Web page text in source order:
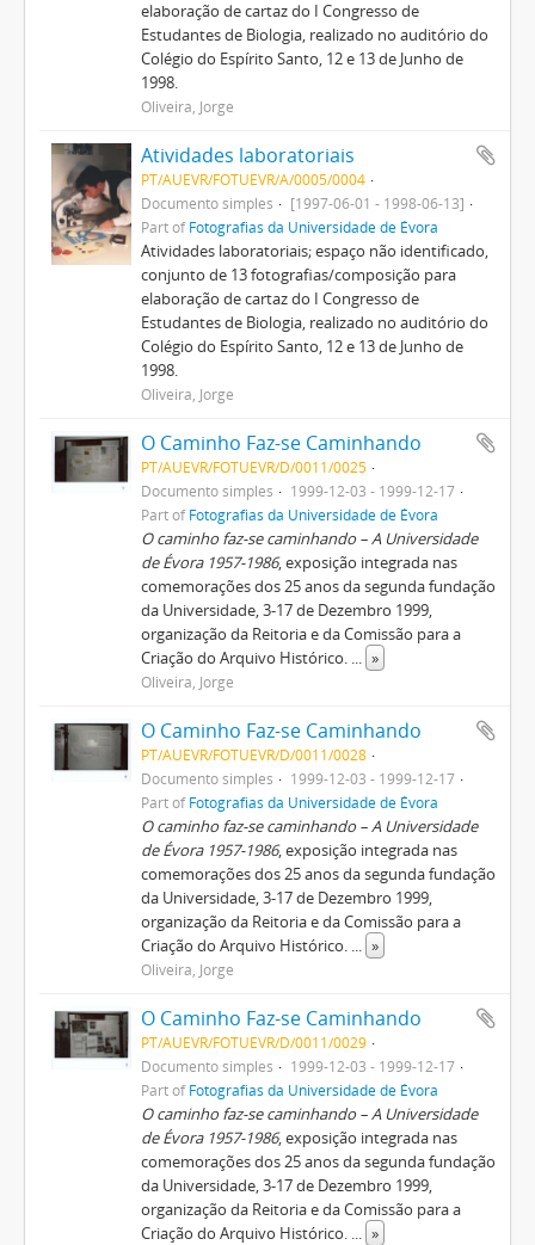
elaboração de cartaz do I Congresso de
Estudantes de Biologia, realizado no auditório do
Colégio do Espírito Santo, 12 e 13 de Junho de
1998.
Oliveira, Jorge
Atividades laboratoriais
PT/AUEVR/FOTUEVR/A/0005/0004
Documento simples
[1997-06-01 - 1998-06-13]
Part ofFotografias da Universidade de Évora
Atividades laboratoriais; espaço não identificado,
conjunto de 13 fotografias/composição para
elaboração de cartaz do I Congresso de
Estudantes de Biologia, realizado no auditório do
Colégio do Espírito Santo, 12 e 13 de Junho de
1998.
Oliveira, Jorge
O Caminho Faz-se Caminhando
PT/AUEVR/FOTUEVR/D/0011/0025
Documento simples
1999-12-03 - 1999-12-17
Part ofFotografias da Universidade de Évora
O caminho faz-se caminhando – A Universidade
de Évora 1957-1986, exposição integrada nas
comemorações dos 25 anos da segunda fundação
da Universidade, 3-17 de Dezembro 1999,
organização da Reitoria e da Comissão para a
Criação do Arquivo Histórico. ... »
Oliveira, Jorge
O Caminho Faz-se Caminhando
PT/AUEVR/FOTUEVR/D/0011/0028
Documento simples
1999-12-03 - 1999-12-17
Part ofFotografias da Universidade de Évora
O caminho faz-se caminhando – A Universidade
de Évora 1957-1986, exposição integrada nas
comemorações dos 25 anos da segunda fundação
da Universidade, 3-17 de Dezembro 1999,
organização da Reitoria e da Comissão para a
Criação do Arquivo Histórico. ... »
Oliveira, Jorge
O Caminho Faz-se Caminhando
PT/AUEVR/FOTUEVR/D/0011/0029
Documento simples
1999-12-03 - 1999-12-17
Part ofFotografias da Universidade de Évora
O caminho faz-se caminhando – A Universidade
de Évora 1957-1986, exposição integrada nas
comemorações dos 25 anos da segunda fundação
da Universidade, 3-17 de Dezembro 1999,
organização da Reitoria e da Comissão para a
Criação do Arquivo Histórico. ... »